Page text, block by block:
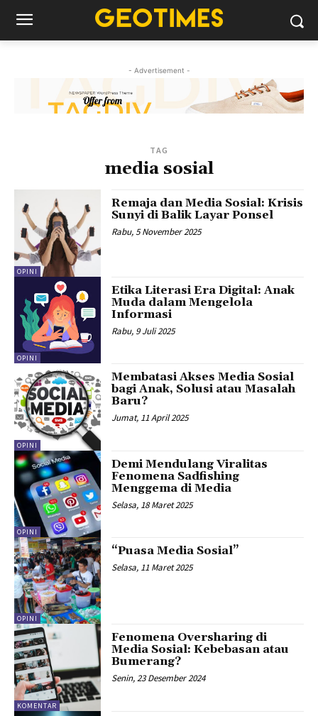
- Advertisement -
TAG
media sosial
OPINI
Remaja dan Media Sosial: Krisis
Sunyi di Balik Layar Ponsel
Rabu, 5 November 2025
OPINI
Etika Literasi Era Digital: Anak
Muda dalam Mengelola
Informasi
Rabu, 9 Juli 2025
OPINI
Membatasi Akses Media Sosial
bagi Anak, Solusi atau Masalah
Baru?
Jumat, 11 April 2025
OPINI
Demi Mendulang Viralitas
Fenomena Sadfishing
Menggema di Media
Selasa, 18 Maret 2025
OPINI
“Puasa Media Sosial”
Selasa, 11 Maret 2025
KOMENTAR
Fenomena Oversharing di
Media Sosial: Kebebasan atau
Bumerang?
Senin, 23 Desember 2024